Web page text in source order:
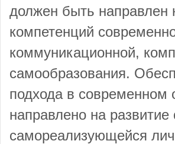
должен быть
компетенций
коммуникационной,
самообразования.
подхода в современном
направлено на
самореализующейся